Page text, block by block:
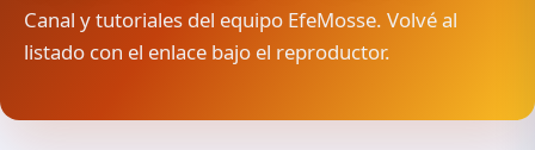
Canal y tutoriales del equipo EfeMosse. Volvé al
listado con el enlace bajo el reproductor.